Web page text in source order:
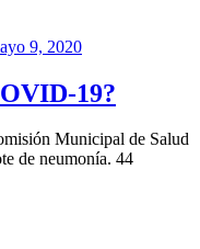
9, 2020
19?
Municipal de Salud
de neumonía. 44